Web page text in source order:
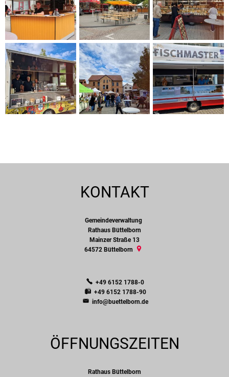
KONTAKT
Gemeindeverwaltung
Rathaus Büttelborn
Mainzer Straße 13
64572 Büttelborn
+49 6152 1788-0
+49 6152 1788-90
info@buettelborn.de
ÖFFNUNGSZEITEN
Rathaus Büttelborn